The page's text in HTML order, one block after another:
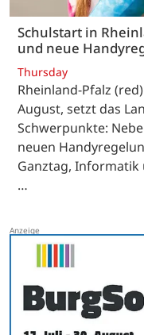
Schulstart in
und neue
Thursday
Rheinland-Pfalz
August, setzt das
Schwerpunkte:
neuen
Ganztag,
…